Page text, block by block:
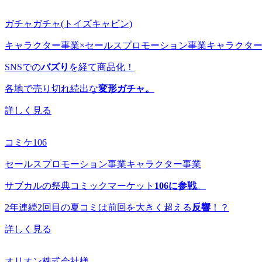
ガチャガチャ(トイズキャビン)
キャラクター事業×セールスプロモーション事業キャラクタ
SNSでのバズり を経て商品化！
各地で売り切れ続出な変形ガチャ。
詳しく見る
コミケ106
セールスプロモーション事業キャラクター事業
サブカルの祭典コミックマーケット 106に参戦。
2年連続2回目の夏コミは前回を大きく超える 反響 ！？
詳しく見る